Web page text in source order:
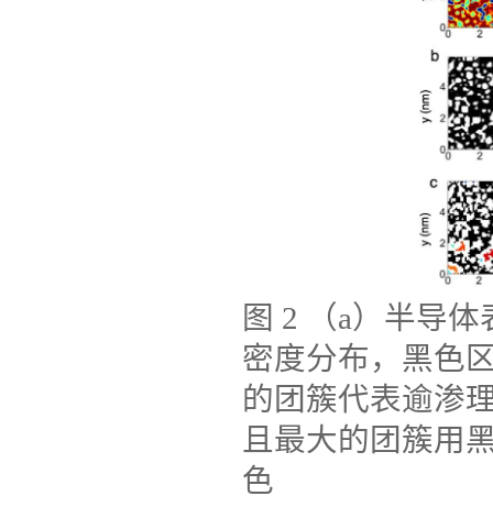
图 2 （a）半导体
密度分布，黑色
的团簇代表逾渗
且最大的团簇用
色